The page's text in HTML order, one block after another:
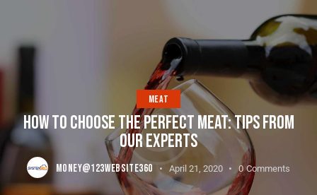
MEAT
HOW TO CHOOSE THE PERFECT MEAT: TIPS FROM
OUR EXPERTS
MONEY@123WEBSITE360 April 21, 2020 0 Comments